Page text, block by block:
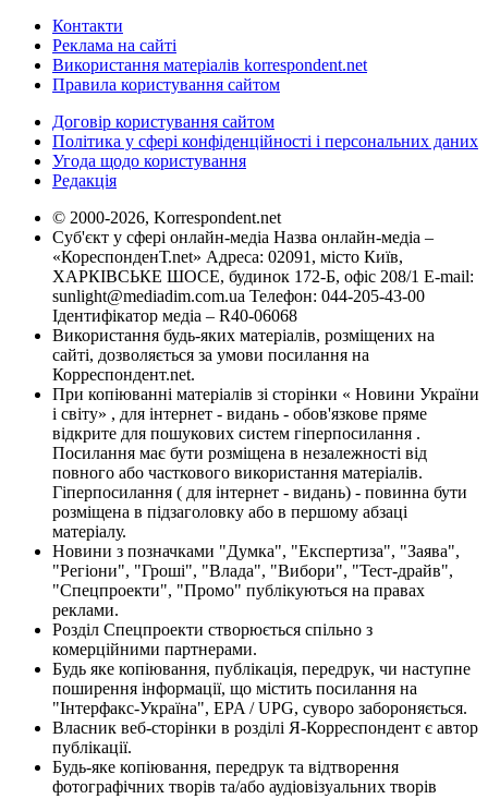
Контакти
Реклама на сайті
Використання матеріалів korrespondent.net
Правила користування сайтом
Договір користування сайтом
Політика у сфері конфіденційності і персональних даних
Угода щодо користування
Редакція
© 2000-2026, Korrespondent.net
Суб'єкт у сфері онлайн-медіа Назва онлайн-медіа –
«КореспонденТ.net» Адреса: 02091, місто Київ,
ХАРКІВСЬКЕ ШОСЕ, будинок 172-Б, офіс 208/1 E-mail:
sunlight@mediadim.com.ua Телефон: 044-205-43-00
Ідентифікатор медіа – R40-06068
Використання будь-яких матеріалів, розміщених на
сайті, дозволяється за умови посилання на
Корреспондент.net.
При копіюванні матеріалів зі сторінки « Новини України
і світу» , для інтернет - видань - обов'язкове пряме
відкрите для пошукових систем гіперпосилання .
Посилання має бути розміщена в незалежності від
повного або часткового використання матеріалів.
Гіперпосилання ( для інтернет - видань) - повинна бути
розміщена в підзаголовку або в першому абзаці
матеріалу.
Новини з позначками "Думка", "Експертиза", "Заява",
"Регіони", "Гроші", "Влада", "Вибори", "Тест-драйв",
"Спецпроекти", "Промо" публікуються на правах
реклами.
Розділ Спецпроекти створюється спільно з
комерційними партнерами.
Будь яке копіювання, публікація, передрук, чи наступне
поширення інформації, що містить посилання на
"Інтерфакс-Україна", EPA / UPG, суворо забороняється.
Власник веб-сторінки в розділі Я-Корреспондент є автор
публікації.
Будь-яке копіювання, передрук та відтворення
фотографічних творів та/або аудіовізуальних творів